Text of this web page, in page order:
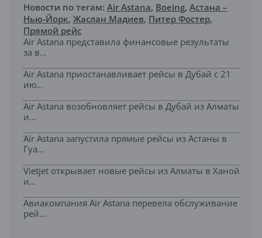
Новости по тегам: Air Astana, Boeing, Астана –
Нью-Йорк, Жаслан Мадиев, Питер Фостер,
Прямой рейс
Air Astana представила финансовые результаты
за в...
Air Astana приостанавливает рейсы в Дубай с 21
ию...
Air Astana возобновляет рейсы в Дубай из Алматы
и...
Air Astana запустила прямые рейсы из Астаны в
Гуа...
Vietjet открывает новые рейсы из Алматы в Ханой
и...
Авиакомпания Air Astana перевела обслуживание
рей...